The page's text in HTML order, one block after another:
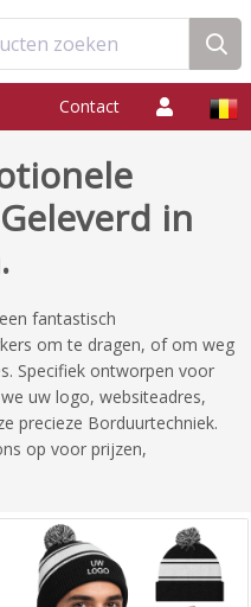
zoeken
Contact
in
fantastisch
om te dragen, of om weg
Specifiek ontworpen voor
uw logo, websiteadres,
precieze Borduurtechniek.
op voor prijzen,